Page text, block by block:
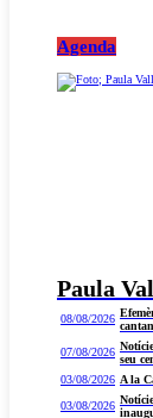
Agenda
Paula
08/08/2026
07/08/2026
seu
03/08/2026 A la
03/08/2026